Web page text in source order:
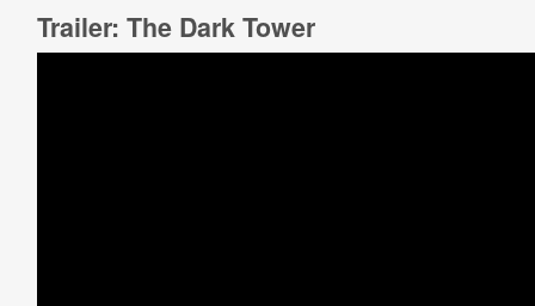
Trailer: The Dark Tower